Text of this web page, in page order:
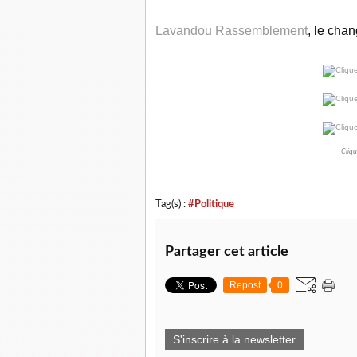
Lavandou Rassemblement, le
Tag(s) : #Politique
Partager cet article
Repost 0
S'inscrire à la newsletter